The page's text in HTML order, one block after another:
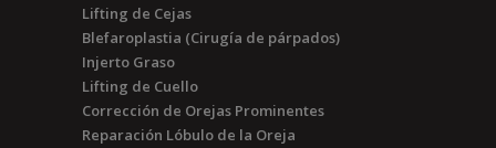
Lifting de Cejas
Blefaroplastia (Cirugía de párpados)
Injerto Graso
Lifting de Cuello
Corrección de Orejas Prominentes
Reparación Lóbulo de la Oreja